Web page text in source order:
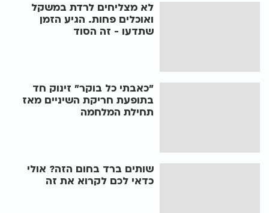
לא מצליחים לרדת במשקל
ואוכלים פחות. הגיע הזמן
שתדעו - זה הסוד
"כאבתי כל בוקר" זינוק חד
בתופעת חריקת השיניים מאז
תחילת המלחמה
שותים ברד בחום הזה? אולי
כדאי לכם לקרוא את זה